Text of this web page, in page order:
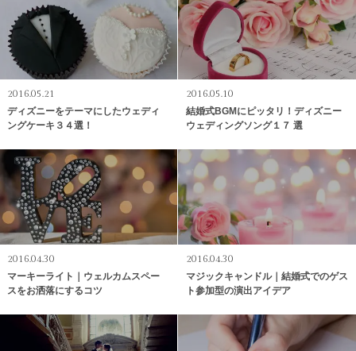
2016.05.21
ディズニーをテーマにしたウェディ
ングケーキ３４選！
2016.05.10
結婚式BGMにピッタリ！ディズニー
ウェディングソング１７ 選
2016.04.30
マーキーライト｜ウェルカムスペー
スをお洒落にするコツ
2016.04.30
マジックキャンドル｜結婚式でのゲス
ト参加型の演出アイデア